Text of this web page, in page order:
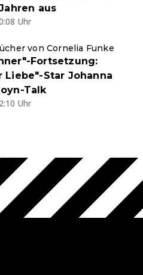
aus
Uhr
von Cornelia Funke
Fortsetzung:
Liebe"-Star Johanna
Talk
Uhr